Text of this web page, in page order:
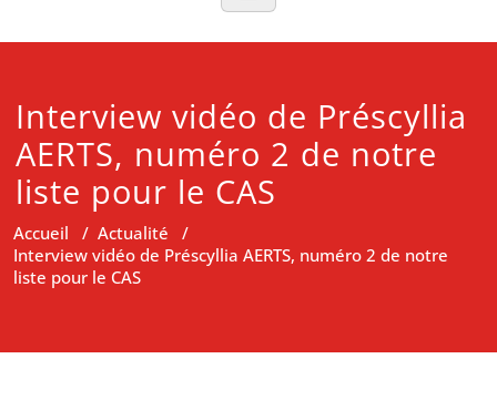
Interview vidéo de Préscyllia
AERTS, numéro 2 de notre
liste pour le CAS
Accueil / Actualité /
Interview vidéo de Préscyllia AERTS, numéro 2 de notre
liste pour le CAS